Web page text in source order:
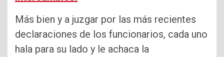
Más bien y a juzgar por las más recientes
declaraciones de los funcionarios, cada uno
hala para su lado y le achaca la